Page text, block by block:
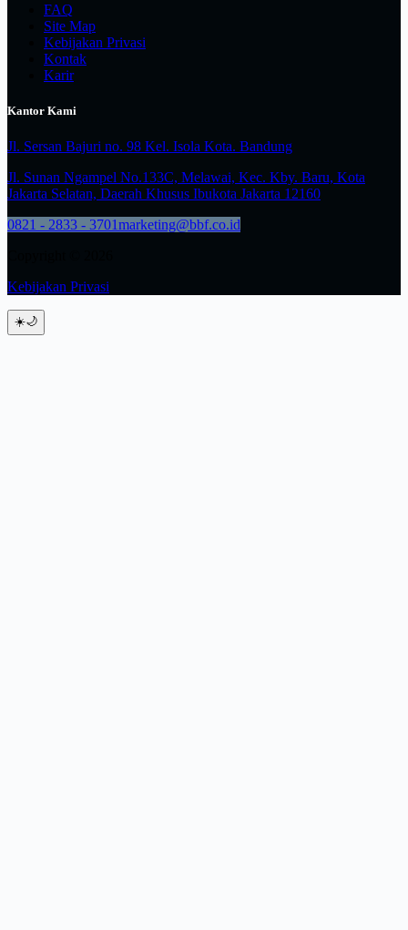
FAQ
Site Map
Kebijakan Privasi
Kontak
Karir
Kantor Kami
Jl. Sersan Bajuri no. 98 Kel. Isola Kota. Bandung
Jl. Sunan Ngampel No.133C, Melawai, Kec. Kby. Baru, Kota
Jakarta Selatan, Daerah Khusus Ibukota Jakarta 12160
0821 - 2833 - 3701marketing@bbf.co.id
Kebijakan Privasi
☀️🌙